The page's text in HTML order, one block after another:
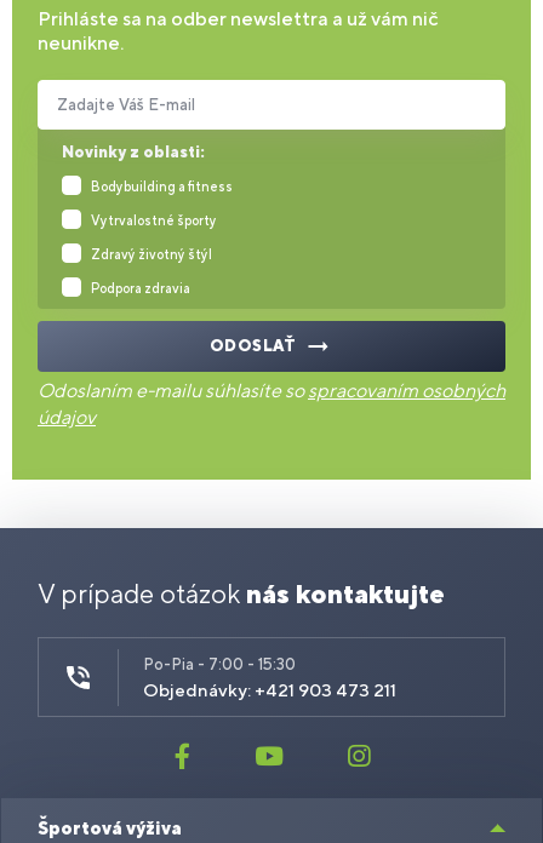
Prihláste sa na odber newslettra a už vám nič
neunikne.
Novinky z oblasti:
Bodybuilding a fitness
Vytrvalostné športy
Zdravý životný štýl
Podpora zdravia
Zadajte Váš E-mail
ODOSLAŤ
Odoslaním e-mailu súhlasíte sospracovaním osobných
údajov
V prípade otázok nás kontaktujte
Po-Pia - 7:00 - 15:30
Objednávky: +421 903 473 211
Športová výživa